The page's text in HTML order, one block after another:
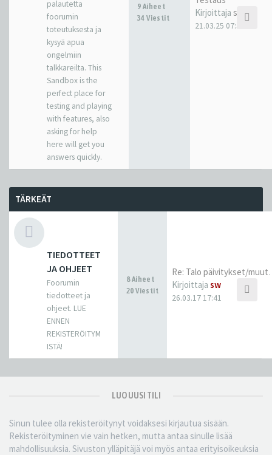
palautetta
foorumin
toteutuksesta ja
kysyä apua
ongelmiin
talkkareilta. This
Sandbox is the
perfect place for
testing and playing
with features, also
asking for help
here will get you
answers quickly.
9 Aiheet
34 Viestit
Kirjoittaja sakkr
21.03.25 07:38
TÄRKEÄT
TIEDOTTEET
JA OHJEET
Foorumin
tiedotteet ja
ohjeet. LUE
ENNEN
REKISTERÖITYM
ISTÄ!
8 Aiheet
20 Viestit
Re:
Kirjoittaja sw
26.03.17 17:41
LUO UUSI TILI
Sinun tulee olla rekisteröitynyt voidaksesi kirjautua sisään.
Rekisteröityminen vie vain hetken, mutta antaa sinulle lisää
mahdollisuuksia. Sivuston ylläpitäjä voi myös antaa erityisoikeuksia